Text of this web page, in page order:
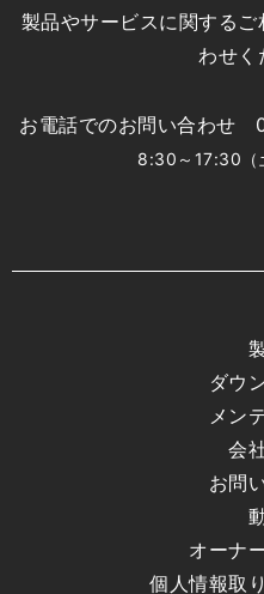
製品やサービスに関する
わせく
お電話でのお問い合わ
8:30～17:30（
ダウ
メン
会
お問
オーナ
個人情報取